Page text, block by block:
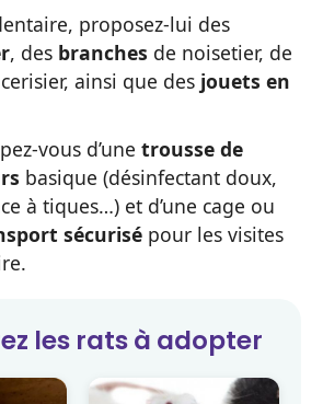
proposez-lui des
, des branches de noisetier, de
ainsi que des jouets en
vous d’une trousse de
basique (désinfectant doux,
à tiques…) et d’une cage ou
sécurisé pour les visites
les ratsà adopter